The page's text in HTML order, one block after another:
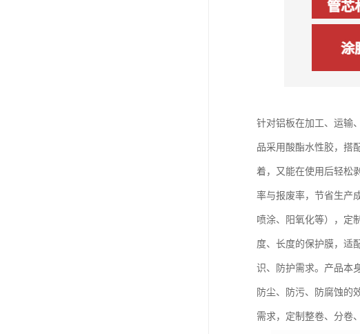
针对铝板在加工、运输
品采用酸酯水性胶，搭
着，又能在使用后轻松
率与报废率，节省生产
喷涂、阳氧化等），定
度、长度的保护膜，适
识、防护需求。产品本
防尘、防污、防腐蚀的
需求，定制整卷、分卷